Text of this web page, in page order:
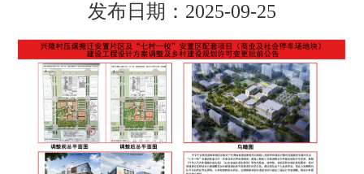
发布日期：2025-09-25